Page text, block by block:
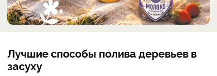
Лучшие способы полива деревьев в
засуху